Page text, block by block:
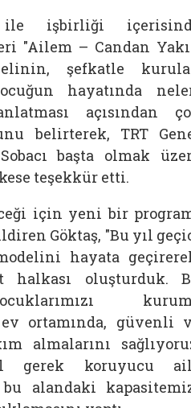
ile işbirliği
"Ailem – Candan
şefkatle
hayatında
açısından
belirterek, TRT
başta olmak
teşekkür etti.
için yeni bir
Göktaş, "Bu yıl
hayata
oluşturduk.
ortamında, güvenli
almalarını
gerek koruyucu
alandaki